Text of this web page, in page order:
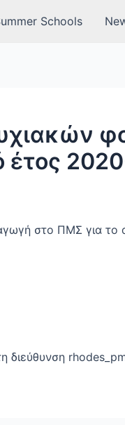
Schools
έτος
στο ΠΜΣ για το
διεύθυνση